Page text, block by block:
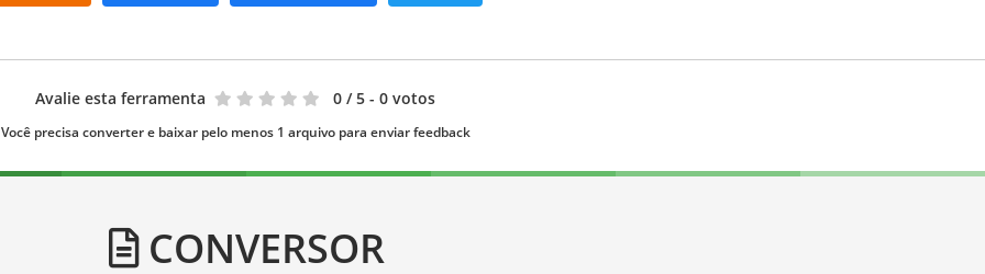
Avalie esta ferramenta 0 / 5 - 0 votos
Você precisa converter e baixar pelo menos 1 arquivo para enviar feedback
CONVERSOR